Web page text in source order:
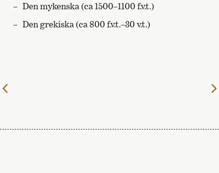
Den mykenska (ca 1500–1100 f.v.t.)
Den grekiska (ca 800 f.v.t.–30 v.t.)